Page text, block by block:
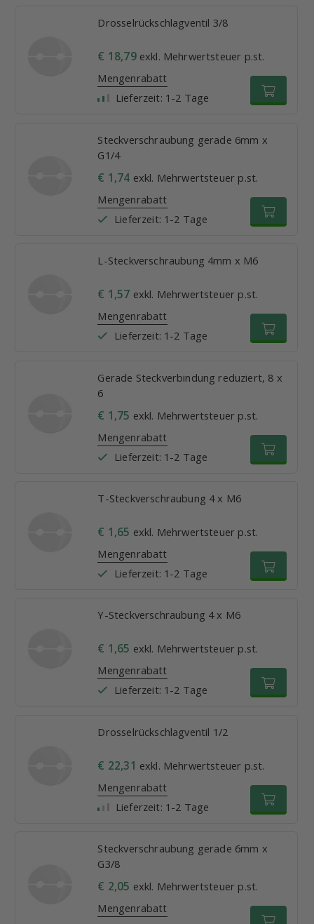
Drosselrückschlagventil 3/8
€ 18,79exkl. Mehrwertsteuer p.st.
Mengenrabatt
Lieferzeit: 1-2 Tage
Steckverschraubung gerade 6mm x
G1/4
€ 1,74 exkl. Mehrwertsteuer p.st.
Mengenrabatt
Lieferzeit: 1-2 Tage
L-Steckverschraubung 4mm x M6
€ 1,57 exkl. Mehrwertsteuer p.st.
Mengenrabatt
Lieferzeit: 1-2 Tage
Gerade Steckverbindung reduziert, 8 x
6
€ 1,75 exkl. Mehrwertsteuer p.st.
Mengenrabatt
Lieferzeit: 1-2 Tage
T-Steckverschraubung 4 x M6
€ 1,65 exkl. Mehrwertsteuer p.st.
Mengenrabatt
Lieferzeit: 1-2 Tage
Y-Steckverschraubung 4 x M6
€ 1,65 exkl. Mehrwertsteuer p.st.
Mengenrabatt
Lieferzeit: 1-2 Tage
Drosselrückschlagventil 1/2
€ 22,31 exkl. Mehrwertsteuer p.st.
Mengenrabatt
Lieferzeit: 1-2 Tage
Steckverschraubung gerade 6mm x
G3/8
€ 2,05 exkl. Mehrwertsteuer p.st.
Mengenrabatt